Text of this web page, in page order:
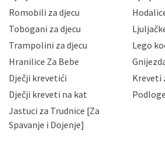
korisnika i posjetitelja web
Vaših osobnih podataka te
priopćavanje osobnih podataka
zaposlenicima kojima su isti
slučajevima koji su dozvoljeni
da možete u svako doba, u
zatražiti prestanak aktivnosti
podataka. Opoziv privole možete
gore navedenu adresu ili e-mailom
Romobili za djecu
Tobogani za djecu
Trampolini za djecu
Lego
Hranilice Za Bebe
Dječji krevetići
Kreveti
Dječji kreveti na kat
Jastuci za Trudnice [Za
Spavanje i Dojenje]